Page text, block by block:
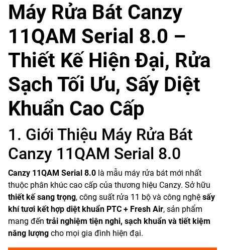
Máy Rửa Bát Canzy
11QAM Serial 8.0 –
Thiết Kế Hiện Đại, Rửa
Sạch Tối Ưu, Sấy Diệt
Khuẩn Cao Cấp
1. Giới Thiệu Máy Rửa Bát
Canzy 11QAM Serial 8.0
Canzy 11QAM Serial 8.0 là mẫu máy rửa bát mới nhất
thuộc phân khúc cao cấp của thương hiệu Canzy. Sở hữu
thiết kế sang trọng, công suất rửa 11 bộ và công nghệ sấy
khí tươi kết hợp diệt khuẩn PTC + Fresh Air, sản phẩm
mang đến trải nghiệm tiện nghi, sạch khuẩn và tiết kiệm
năng lượng cho mọi gia đình hiện đại.